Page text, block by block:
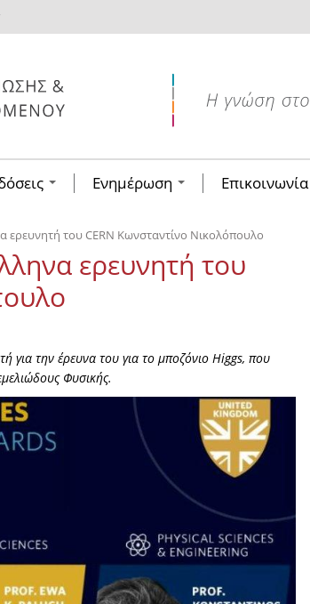
Ενημέρωση Επικοινωνία
ερευνητή του CERN Κωνσταντίνο Νικολόπουλο
ερευνητή του
την έρευνα του για το μποζόνιο Higgs, που
Φυσικής.